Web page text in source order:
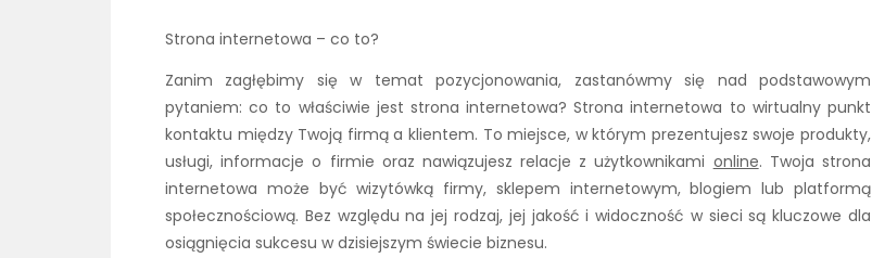
Strona internetowa – co to?
Zanim zagłębimy się w temat pozycjonowania, zastanówmy się nad podstawowym
pytaniem: co to właściwie jest strona internetowa? Strona internetowa to wirtualny punkt
kontaktu między Twoją firmą a klientem. To miejsce, w którym prezentujesz swoje produkty,
usługi, informacje o firmie oraz nawiązujesz relacje z użytkownikami online. Twoja strona
internetowa może być wizytówką firmy, sklepem internetowym, blogiem lub platformą
społecznościową. Bez względu na jej rodzaj, jej jakość i widoczność w sieci są kluczowe dla
osiągnięcia sukcesu w dzisiejszym świecie biznesu.